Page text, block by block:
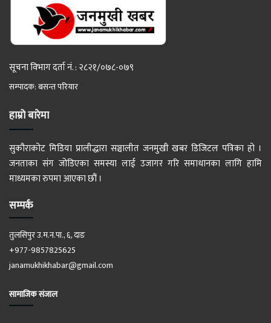
सूचना विभाग दर्ता नं. : २८२१/०७८-०७९
सम्पादक: बसन्त परियार
हाम्रो बारेमा
सुकौराकोट मिडिया प्रालीद्धारा सञ्चालीत जनमुखी खबर डिजिटल पत्रिका हो ।
जनताका संग जोडिएका समस्या लाई उजागर गरि समाधानका लागि हामि
माध्यमका रुपमा आएका छौं ।
सम्पर्क
तुलसिपुर उ.म.न.पा., ६, दाङ
+977-9857825625
janamukhikhabar@gmail.com
सामाजिक संजाल